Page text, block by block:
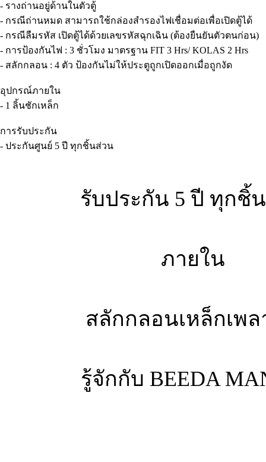
- รางถ่านอยู่ด้านในตัวตู้
- กรณีถ่านหมด สามารถใช้กล่องสำรองไฟเชื่อมต่อเพื่อเปิดตู้ได้
- กรณีลืมรหัส เปิดตู้ได้ด้วยเลขรหัสฉุกเฉิน (ต้องยืนยันตัวตนก่อน)
- การป้องกันไฟ : 3 ชั่วโมง มาตรฐาน FIT 3 Hrs/ KOLAS 2 Hrs
- สลักกลอน : 4 ตัว ป้องกันไม่ให้ประตูถูกเปิดออกเมื่อถูกงัด
อุปกรณ์ภายใน
- 1 ลิ้นชักเหล็ก
การรับประกัน
- ประกันศูนย์ 5 ปี ทุกชิ้นส่วน
รับประกัน 5 ปี ทุกชิ้
ภายใน
สลักกลอนเหล็กเพ
รู้จักกับ BEEDA